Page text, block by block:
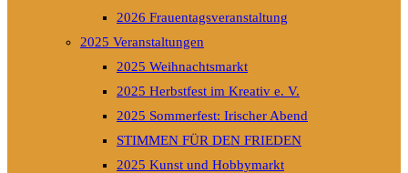
2026 Frauentagsveranstaltung
2025 Veranstaltungen
2025 Weihnachtsmarkt
2025 Herbstfest im Kreativ e. V.
2025 Sommerfest: Irischer Abend
STIMMEN FÜR DEN FRIEDEN
2025 Kunst und Hobbymarkt